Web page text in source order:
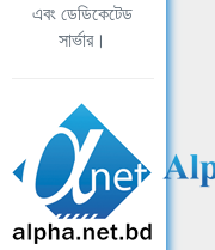
এবং ডেডিকেটেড
সার্ভার।